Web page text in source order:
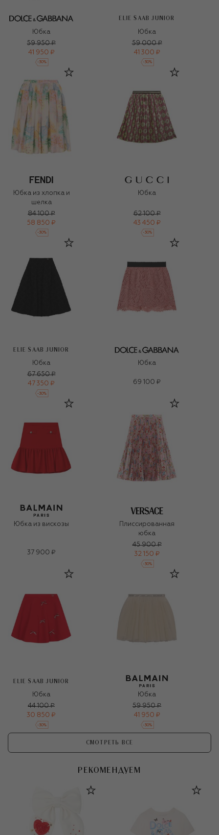
Юбка
59 950 ₽
41 950 ₽
-30%
ELIE SAAB JUNIOR
Юбка
59 000 ₽
41 300 ₽
-30%
Юбка из хлопка и
шелка
84 100 ₽
58 850 ₽
-30%
Юбка
62 100 ₽
43 450 ₽
-30%
ELIE SAAB JUNIOR
Юбка
67 650 ₽
47 350 ₽
-30%
Юбка
69 100 ₽
Юбка из вискозы
37 900 ₽
Плиссированная
юбка
45 900 ₽
32 150 ₽
-30%
ELIE SAAB JUNIOR
Юбка
44 100 ₽
30 850 ₽
-30%
Юбка
59 950 ₽
41 950 ₽
-30%
СМОТРЕТЬ ВСЕ
РЕКОМЕНДУЕМ